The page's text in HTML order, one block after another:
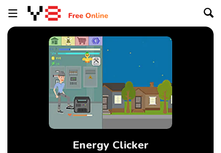
Energy Clicker